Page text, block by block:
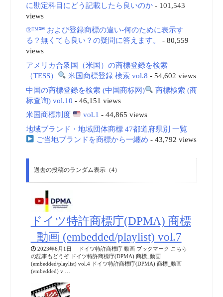
に勘定科目にどう記載したら良いのか- 101,543
views
®™℠ および登録商標の違い-何のために表示す
る？無くても良い？の疑問に答えます。
- 80,559
views
アメリカ合衆国（米国）の商標登録を検索
（TESS）
米国商標登録 検索 vol.8 - 54,602 views
中国の商標登録を検索 (中国商标网)
商標検索 (商
标查询) vol.10 - 46,151 views
米国商標制度
vol.1 - 44,865 views
地域ブランド・地域団体商標 47都道府県別 一覧
ご当地ブランドを商標から一纏め - 43,792 views
過去の投稿のランダム表示（4）
ドイツ特許商標庁(DPMA) 商標
_動画 (embedded/playlist) vol.7
2023年6月1日 ドイツ特許商標庁 動画 ブックマーク こちら
の記事もどうぞ ドイツ特許商標庁(DPMA) 商標_動画
(embedded/playlist) vol.4 ドイツ特許商標庁(DPMA) 商標_動画
(embedded) v …